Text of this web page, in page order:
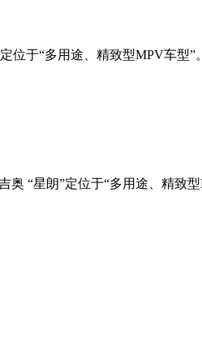
位于“多用途、精致型MPV车
“星朗”定位于“多用途、精致